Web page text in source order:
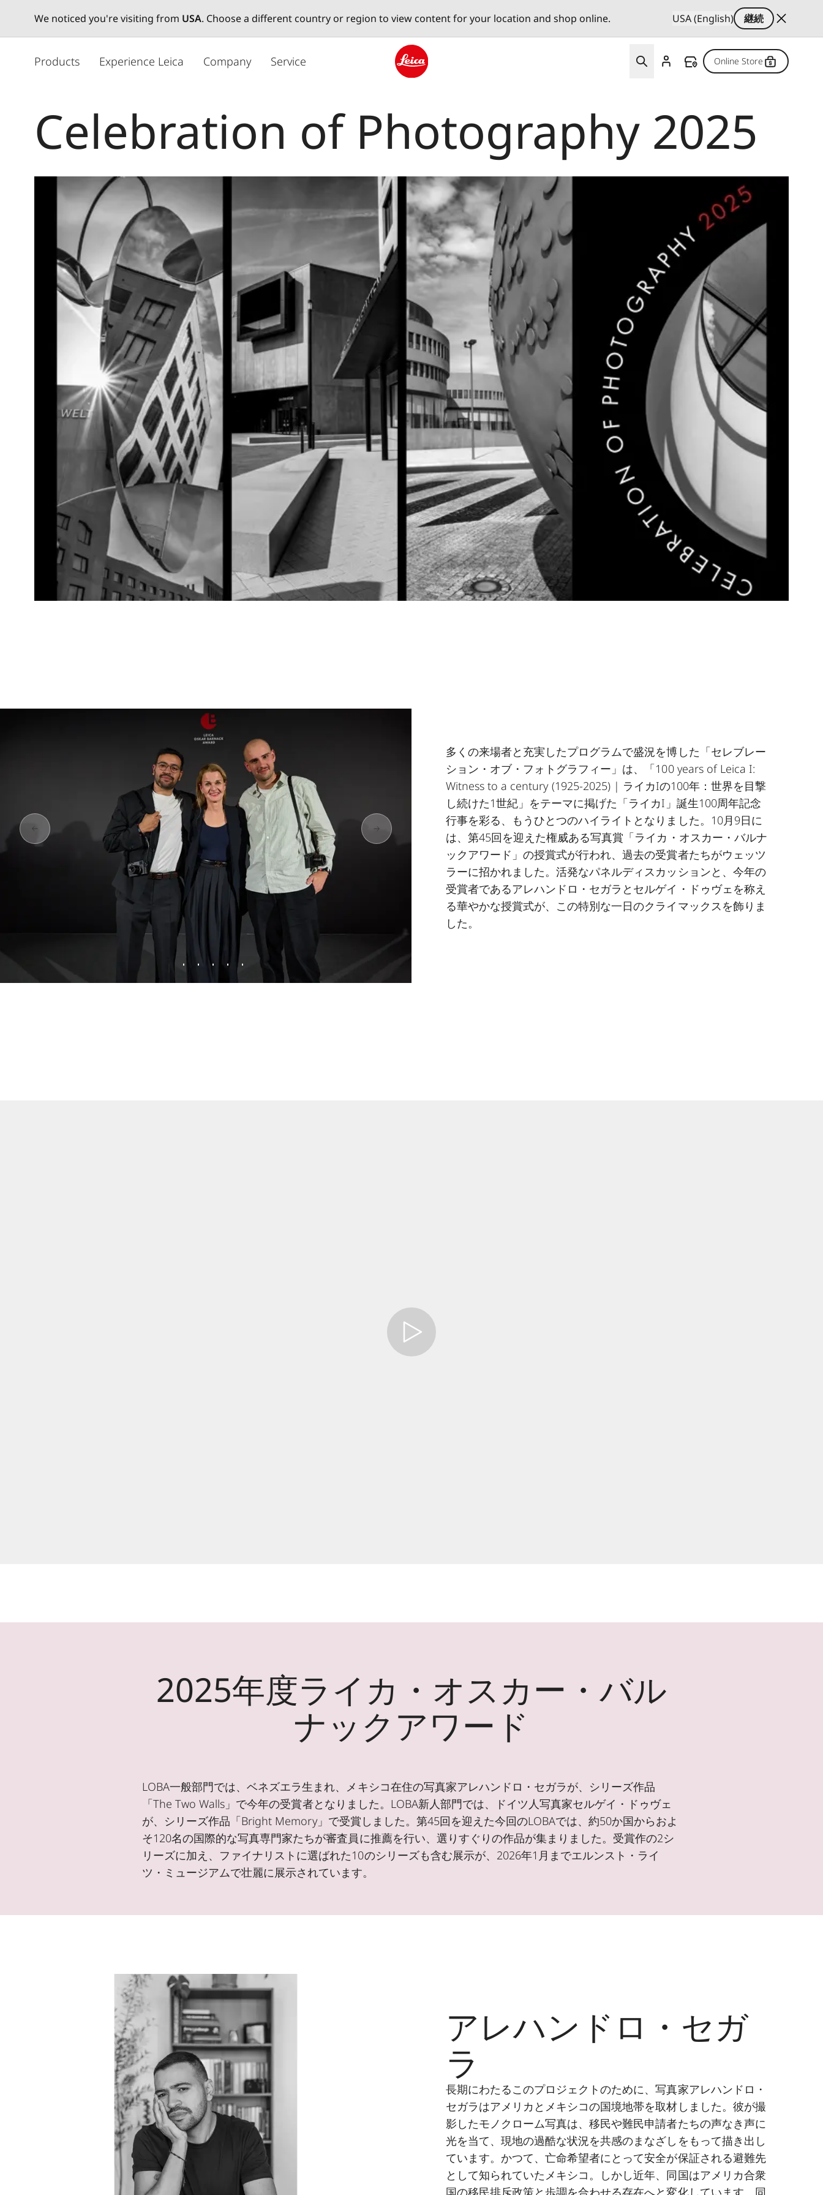
We noticed you're visiting from USA. Choose a different country or region to view content for your location and shop online. USA (English)
継続
Products Experience Leica Company Service Online Store
Celebration of Photography 2025
多くの来場者と充実したプログラムで盛況を博した「セレブレー
ション・オブ・フォトグラフィー」は、「100 years of Leica I:
Witness to a century (1925-2025) | ライカIの100年：世界を目撃
し続けた1世紀」をテーマに掲げた「ライカI」誕生100周年記念
行事を彩る、もうひとつのハイライトとなりました。10月9日に
は、第45回を迎えた権威ある写真賞「ライカ・オスカー・バルナ
ックアワード」の授賞式が行われ、過去の受賞者たちがウェッツ
ラーに招かれました。活発なパネルディスカッションと、今年の
受賞者であるアレハンドロ・セガラとセルゲイ・ドゥヴェを称え
る華やかな授賞式が、この特別な一日のクライマックスを飾りま
した。
2025年度ライカ・オスカー・バル
ナックアワード
LOBA一般部門では、ベネズエラ生まれ、メキシコ在住の写真家アレハンドロ・セガラが、シリーズ作品
「The Two Walls」で今年の受賞者となりました。LOBA新人部門では、ドイツ人写真家セルゲイ・ドゥヴェ
が、シリーズ作品「Bright Memory」で受賞しました。第45回を迎えた今回のLOBAでは、約50か国からおよ
そ120名の国際的な写真専門家たちが審査員に推薦を行い、選りすぐりの作品が集まりました。受賞作の2シ
リーズに加え、ファイナリストに選ばれた10のシリーズも含む展示が、2026年1月までエルンスト・ライ
ツ・ミュージアムで壮麗に展示されています。
アレハンドロ・セガ
ラ
長期にわたるこのプロジェクトのために、写真家アレハンドロ・
セガラはアメリカとメキシコの国境地帯を取材しました。彼が撮
影したモノクローム写真は、移民や難民申請者たちの声なき声に
光を当て、現地の過酷な状況を共感のまなざしをもって描き出し
ています。かつて、亡命希望者にとって安全が保証される避難先
として知られていたメキシコ。しかし近年、同国はアメリカ合衆